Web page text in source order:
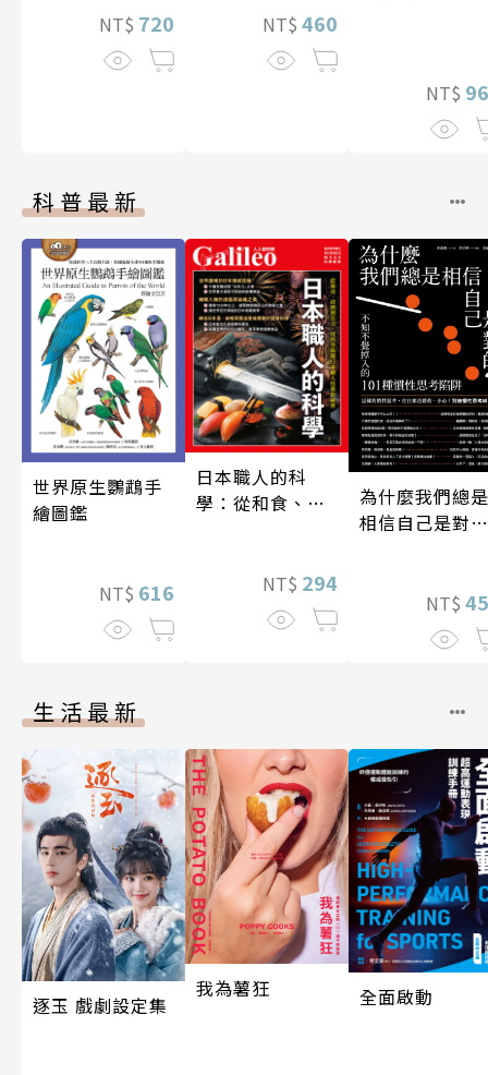
NT$ 720 NT$ 460
NT$
科普最新
世界原生鸚鵡手
繪圖鑑
NT$ 616
日本職人的科
學：從和食、清
技藝的祕密 人人
伽利略45
NT$ 294
為什麼我們總是
相信自己是對
NT$
生活最新
逐玉 戲劇設定集
我為薯狂 全面啟動